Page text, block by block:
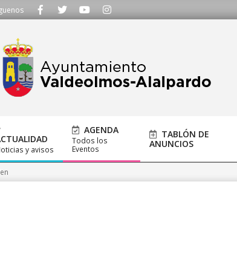
- Llámanos al 91 620 21 53 o escríbenos a
y avisos
AGENDA
Todos los
Eventos
TABLÓN DE
ANUNCIOS